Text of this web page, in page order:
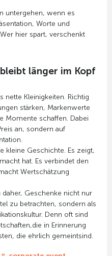
untergehen, wenn es
Worte und
hier spart, verschenkt
länger im Kopf
nette Kleinigkeiten. Richtig
stärken, Markenwerte
Momente schaffen. Dabei
an, sondern auf
kleine Geschichte. Es zeigt,
hat. Es verbindet den
Wertschätzung
Geschenke nicht nur
zu betrachten, sondern als
Denn oft sind
in Erinnerung
die ehrlich gemeintsind.